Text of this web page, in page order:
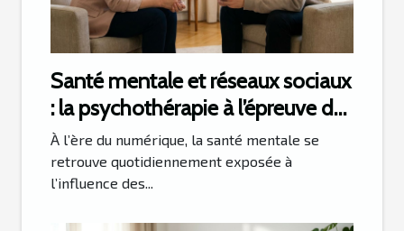
Santé mentale et réseaux sociaux
: la psychothérapie à l’épreuve de
l’époque
À l’ère du numérique, la santé mentale se
retrouve quotidiennement exposée à
l’influence des...